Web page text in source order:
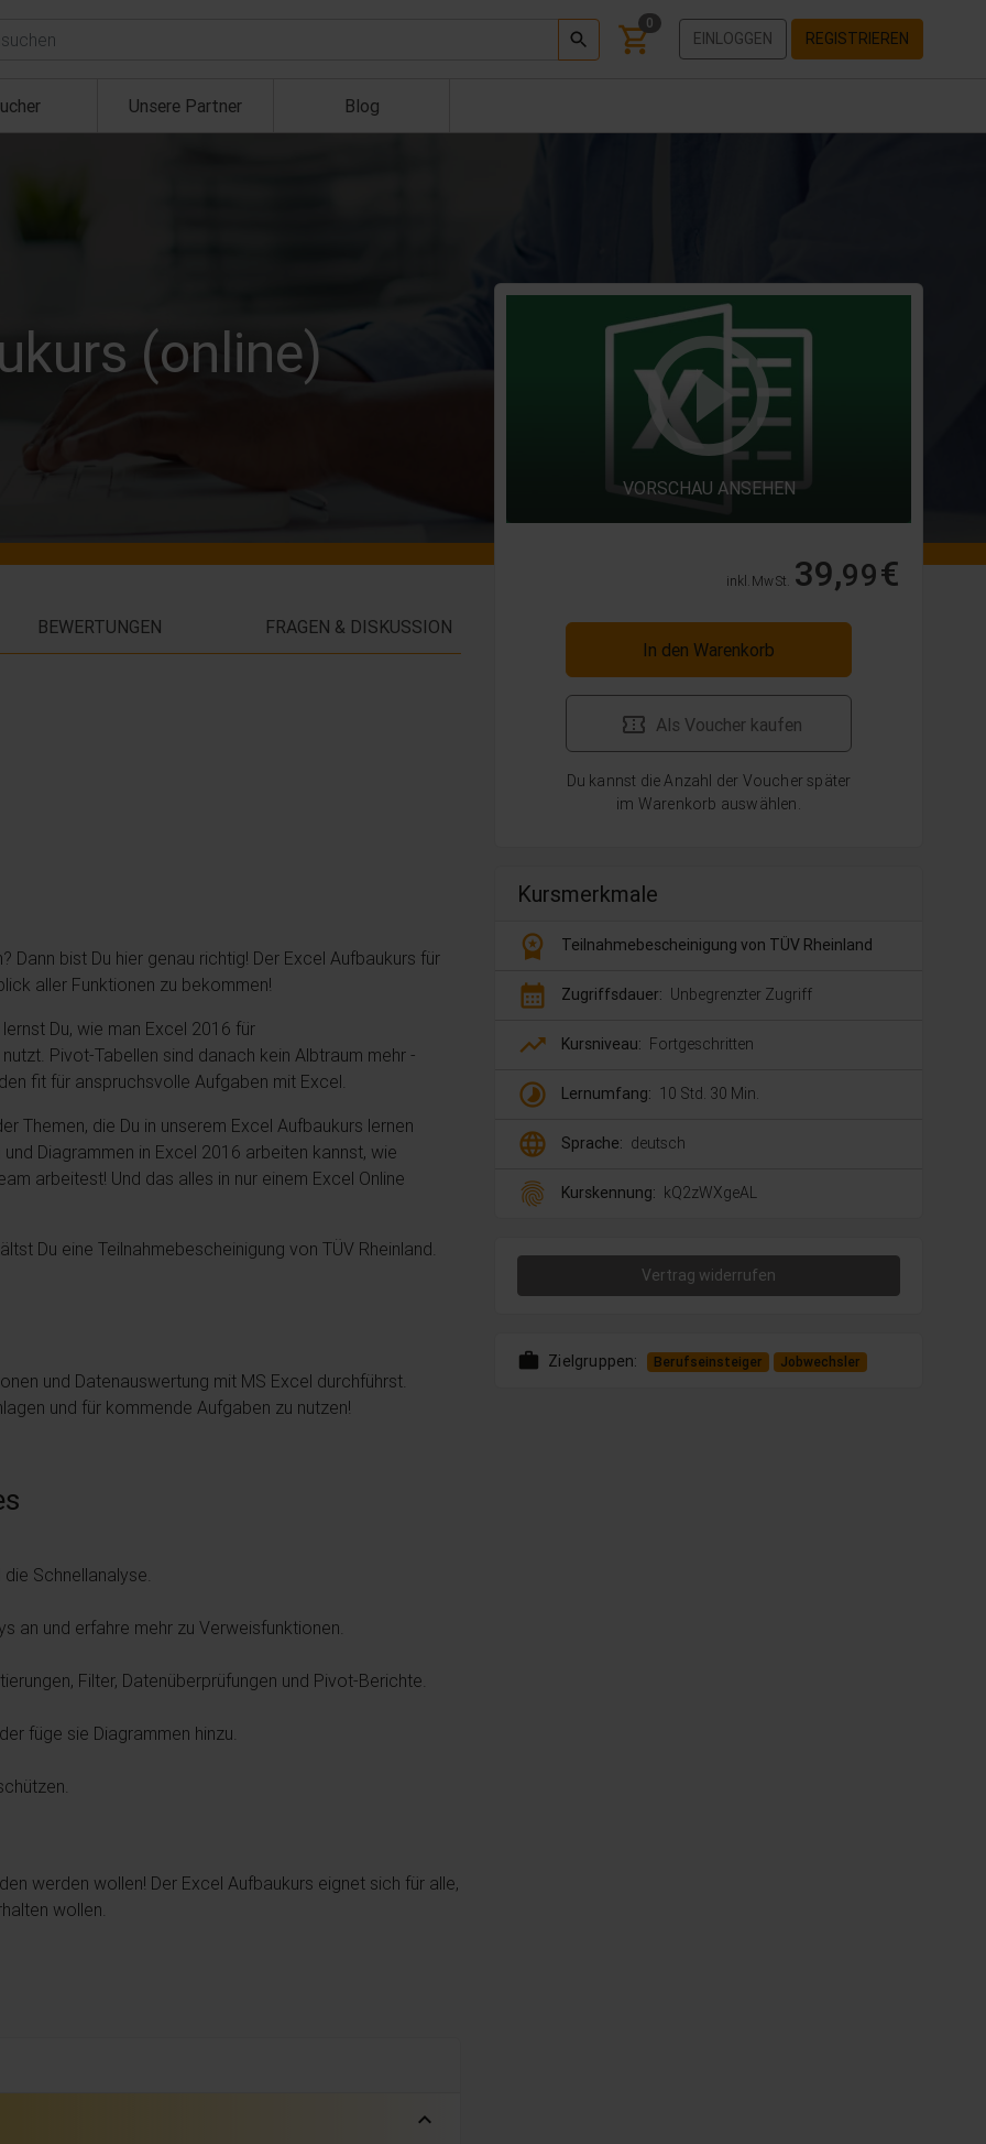
0
EINLOGGEN REGISTRIEREN
Unsere Partner Blog
(online)
VORSCHAU ANSEHEN
inkl. MwSt. 39,99€
In den Warenkorb
Als Voucher kaufen
Du kannst die Anzahl der Voucher später
im Warenkorb auswählen.
Kursmerkmale
workspace_premium Teilnahmebescheinigung von TÜV Rheinland
calendar_month Zugriffsdauer: Unbegrenzter Zugriff
trending_up Kursniveau: Fortgeschritten
timelapse Lernumfang: 10 Std. 30 Min.
language Sprache: deutsch
fingerprint Kurskennung: kQ2zWXgeAL
Vertrag widerrufen
work Zielgruppen: Berufseinsteiger Jobwechsler
BEWERTUNGEN FRAGEN & DISKUSSION
bist Du hier genau richtig! Der Excel Aufbaukurs für
aller Funktionen zu bekommen!
Du, wie man Excel 2016 für
Pivot-Tabellen sind danach kein Albtraum mehr -
fit für anspruchsvolle Aufgaben mit Excel.
Themen, die Du in unserem Excel Aufbaukurs lernen
Diagrammen in Excel 2016 arbeiten kannst, wie
arbeitest! Und das alles in nur einem Excel Online
Du eine Teilnahmebescheinigung von TÜV Rheinland.
und Datenauswertung mit MS Excel durchführst.
und für kommende Aufgaben zu nutzen!
Schnellanalyse.
an und erfahre mehr zu Verweisfunktionen.
Filter, Datenüberprüfungen und Pivot-Berichte.
füge sie Diagrammen hinzu.
werden wollen! Der Excel Aufbaukurs eignet sich für alle,
wollen.
expand_less